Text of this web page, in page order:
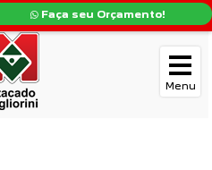
Faça seu Orçamento!